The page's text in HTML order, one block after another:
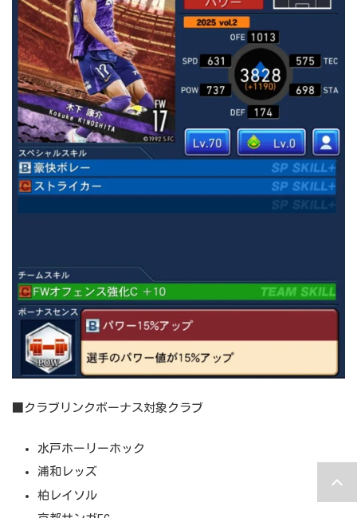
■クラブリンクボーナス対象クラブ
水戸ホーリーホック
浦和レッズ
柏レイソル